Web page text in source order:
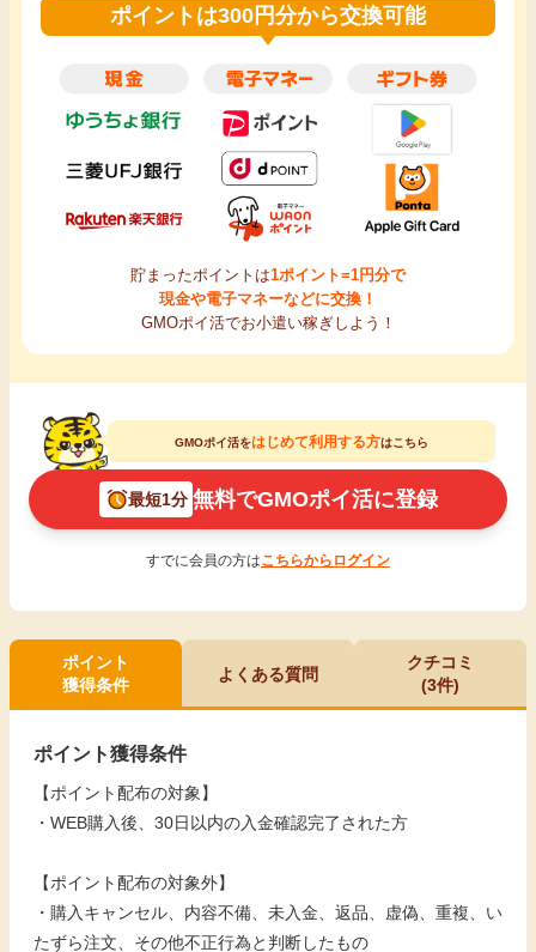
ポイントは300円分から交換可能
貯まったポイントは1ポイント=1円分で
現金や電子マネーなどに交換！
GMOポイ活でお小遣い稼ぎしよう！
GMOポイ活をはじめて利用する方はこちら
最短1分 無料でGMOポイ活に登録
すでに会員の方はこちらからログイン
ポイント
獲得条件
よくある質問
クチコミ
(3件)
ポイント獲得条件
【ポイント配布の対象】
・WEB購入後、30日以内の入金確認完了された方
【ポイント配布の対象外】
・購入キャンセル、内容不備、未入金、返品、虚偽、重複、い
たずら注文、その他不正行為と判断したもの